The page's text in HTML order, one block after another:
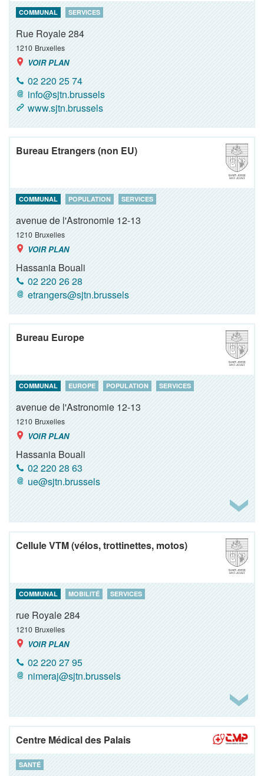
COMMUNAL SERVICES
Rue Royale 284
1210 Bruxelles
VOIR PLAN
02 220 25 74
info@sjtn.brussels
www.sjtn.brussels
Bureau Etrangers (non EU)
COMMUNAL POPULATION SERVICES
avenue de l'Astronomie 12-13
1210 Bruxelles
VOIR PLAN
Hassania Bouali
02 220 26 28
etrangers@sjtn.brussels
Bureau Europe
COMMUNAL EUROPE POPULATION SERVICES
avenue de l'Astronomie 12-13
1210 Bruxelles
VOIR PLAN
Hassania Bouali
02 220 28 63
ue@sjtn.brussels
Cellule VTM (vélos, trottinettes, motos)
COMMUNAL MOBILITÉ SERVICES
rue Royale 284
1210 Bruxelles
VOIR PLAN
02 220 27 95
nimeraj@sjtn.brussels
Centre Médical des Palais
SANTÉ